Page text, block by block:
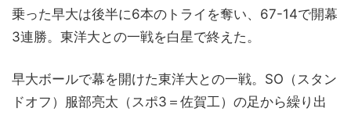
乗った早大は後半に6本のトライを奪い、67-14で開幕
3連勝。東洋大との一戦を白星で終えた。
早大ボールで幕を開けた東洋大との一戦。SO（スタン
ドオフ）服部亮太（スポ3＝佐賀工）の足から繰り出